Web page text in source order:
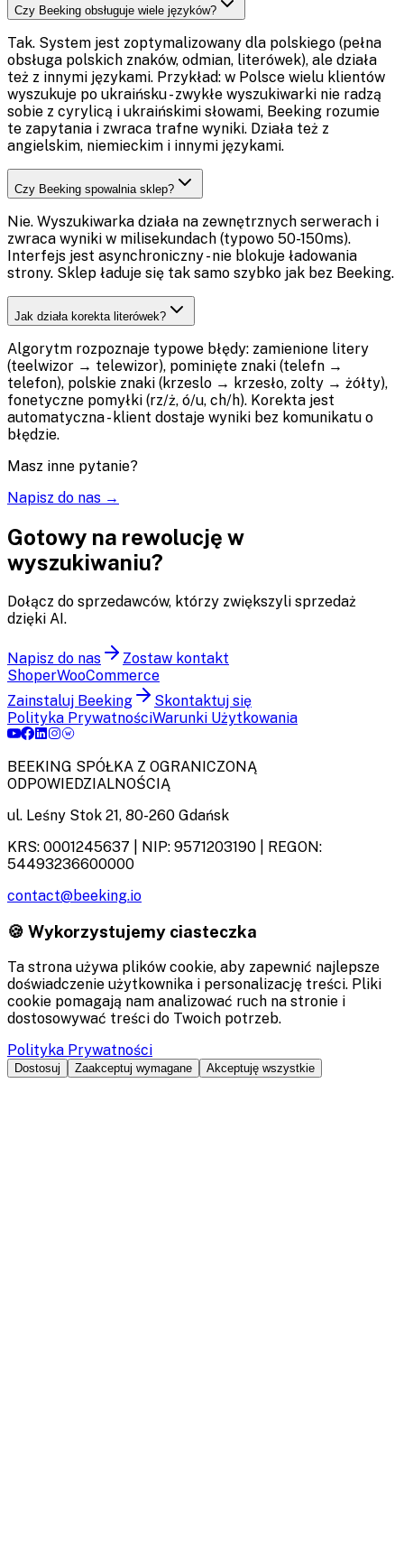
Czy Beeking obsługuje wiele języków?
Tak. System jest zoptymalizowany dla polskiego (pełna
obsługa polskich znaków, odmian, literówek), ale działa
też z innymi językami. Przykład: w Polsce wielu klientów
wyszukuje po ukraińsku - zwykłe wyszukiwarki nie radzą
sobie z cyrylicą i ukraińskimi słowami, Beeking rozumie
te zapytania i zwraca trafne wyniki. Działa też z
angielskim, niemieckim i innymi językami.
Czy Beeking spowalnia sklep?
Nie. Wyszukiwarka działa na zewnętrznych serwerach i
zwraca wyniki w milisekundach (typowo 50-150ms).
Interfejs jest asynchroniczny - nie blokuje ładowania
strony. Sklep ładuje się tak samo szybko jak bez Beeking.
Jak działa korekta literówek?
Algorytm rozpoznaje typowe błędy: zamienione litery
(teelwizor → telewizor), pominięte znaki (telefn →
telefon), polskie znaki (krzeslo → krzesło, zolty → żółty),
fonetyczne pomyłki (rz/ż, ó/u, ch/h). Korekta jest
automatyczna - klient dostaje wyniki bez komunikatu o
błędzie.
Masz inne pytanie?
Napisz do nas →
Gotowy na rewolucję w
wyszukiwaniu?
Dołącz do sprzedawców, którzy zwiększyli sprzedaż
dzięki AI.
Napisz do nas
Zostaw kontakt
ShoperWooCommerce
Zainstaluj Beeking
Skontaktuj się
Polityka PrywatnościWarunki Użytkowania
BEEKING SPÓŁKA Z OGRANICZONĄ
ODPOWIEDZIALNOŚCIĄ
ul. Leśny Stok 21, 80-260 Gdańsk
KRS: 0001245637 | NIP: 9571203190 | REGON:
54493236600000
contact@beeking.io
🍪 Wykorzystujemy ciasteczka
Ta strona używa plików cookie, aby zapewnić najlepsze
doświadczenie użytkownika i personalizację treści. Pliki
cookie pomagają nam analizować ruch na stronie i
dostosowywać treści do Twoich potrzeb.
Polityka Prywatności
Dostosuj Zaakceptuj wymagane Akceptuję wszystkie